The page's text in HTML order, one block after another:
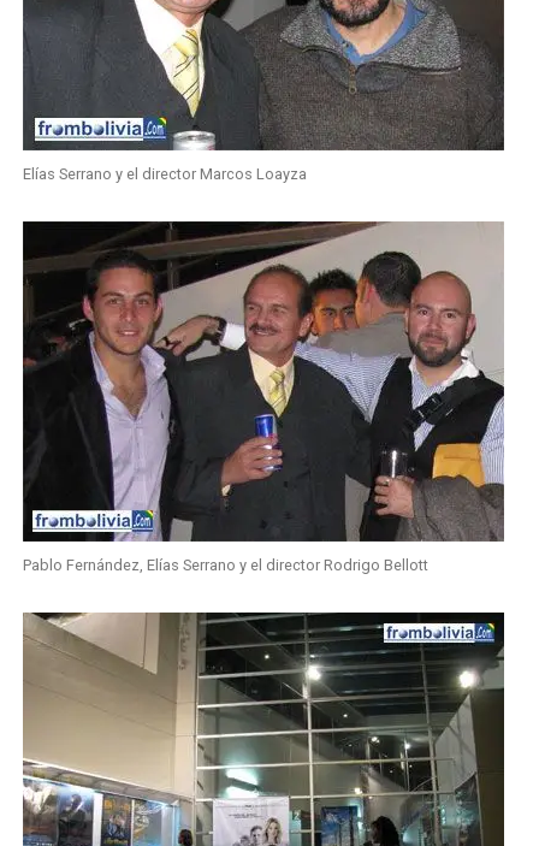
Elías Serrano y el director Marcos Loayza
Pablo Fernández, Elías Serrano y el director Rodrigo Bellott